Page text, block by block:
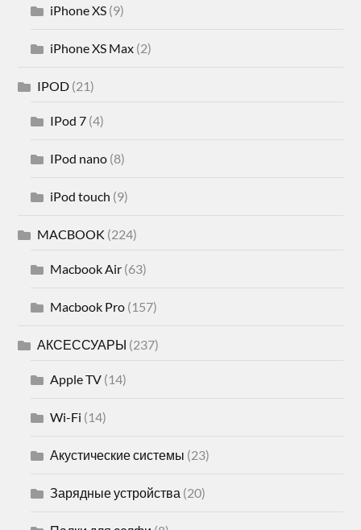
iPhone XS (9)
iPhone XS Max (2)
IPOD (21)
IPod 7 (4)
IPod nano (8)
iPod touch (9)
MACBOOK (224)
Macbook Air (63)
Macbook Pro (157)
АКСЕССУАРЫ (237)
Apple TV (14)
Wi-Fi (14)
Акустические системы (23)
Зарядные устройства (20)